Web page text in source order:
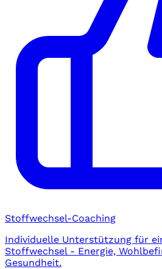
Stoffwechsel-Coaching
Individuelle Unterstützung für
Stoffwechsel - Energie,
Gesundheit.